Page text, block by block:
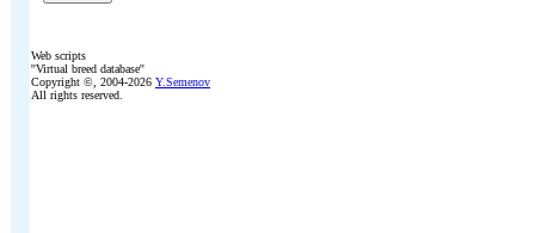
Web scripts
''Virtual breed database''
Copyright ©, 2004-2026 Y.Semenov
All rights reserved.